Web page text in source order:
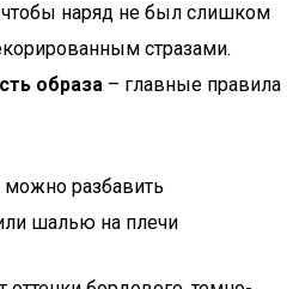
чтобы наряд не был слишком
стразами.
образа – главные правила
разбавить
шалью на плечи